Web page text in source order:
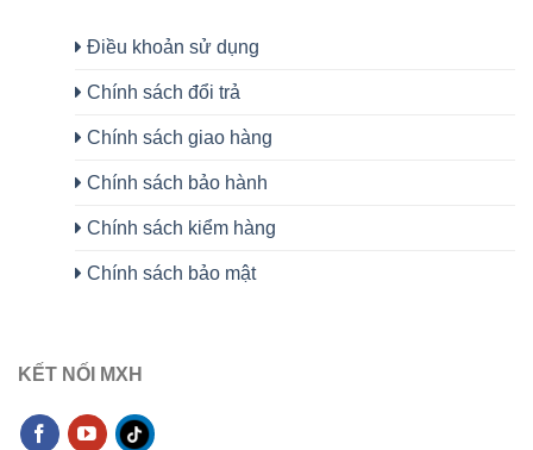
Điều khoản sử dụng
Chính sách đổi trả
Chính sách giao hàng
Chính sách bảo hành
Chính sách kiểm hàng
Chính sách bảo mật
KẾT NỐI MXH